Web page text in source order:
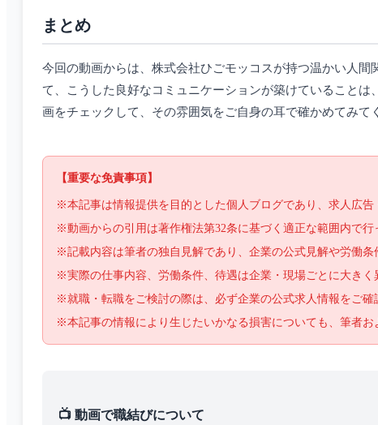
まとめ
今回の動画からは、株式会社ひごモッコスが持つ温かい人
て、こうした良好なコミュニケーションが築けていること
画をチェックして、その雰囲気をご自身の耳で確かめてみ
【重要な免責事項】
※本記事は情報提供を目的とした個人ブログであり、求人広告
※動画からの引用は著作権法第32条に基づく適正な範囲内で行
※記載内容は筆者の独自見解であり、企業の公式見解や労働条
※実際の仕事内容、労働条件、待遇は企業・現場ごとに大きく
※就職・転職をご検討の際は、必ず企業の公式求人情報をご確
※本記事の情報により生じたいかなる損害についても、筆者お
📺 動画で職結びについて